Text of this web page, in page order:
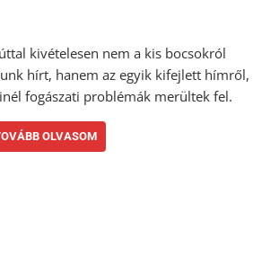
kivételesen nem a kis bocsokról
hírt, hanem az egyik kifejlett hímről,
fogászati problémák merültek fel.
OLVASOM